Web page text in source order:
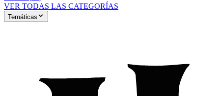
VER TODAS LAS CATEGORÍAS
Temáticas